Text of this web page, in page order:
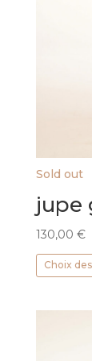
Sold out
jupe
130,00 €
Choix